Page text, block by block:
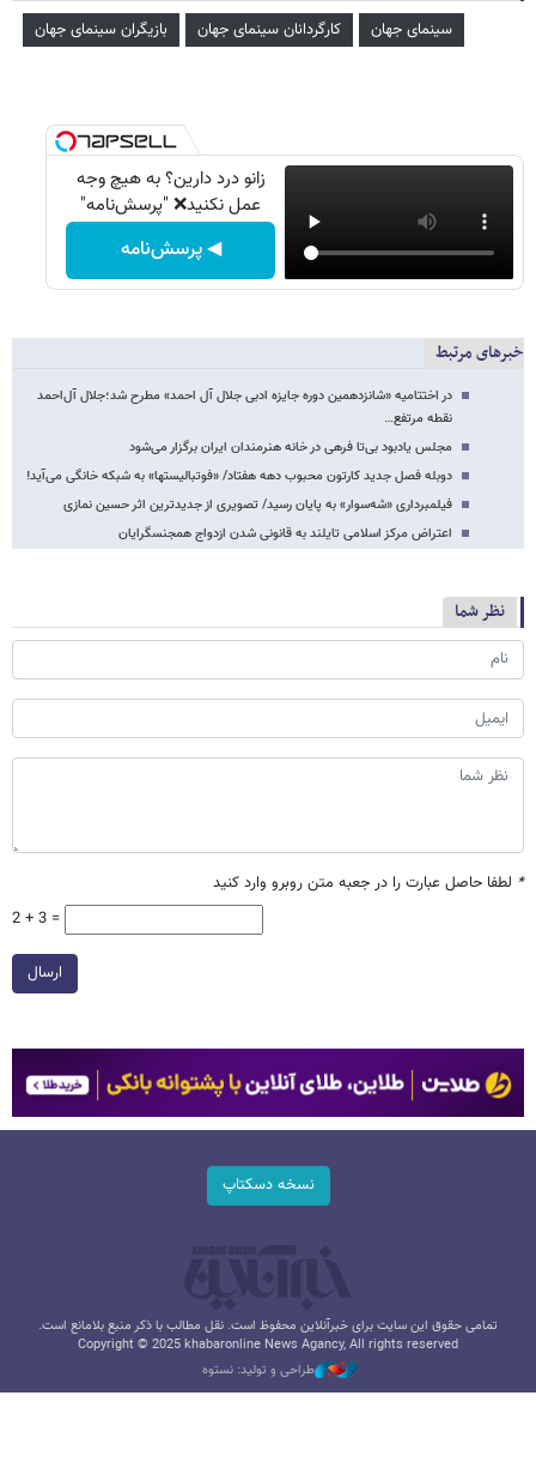
سینمای جهان کارگردانان سینمای جهان بازیگران سینمای جهان
زانو درد دارین؟ به هیچ وجه
عمل نکنید❌ "پرسش‌نامه"
◀ پرسش‌نامه
خبرهای مرتبط
در اختتامیه «شانزدهمین دوره جایزه ادبی جلال آل احمد» مطرح شد؛جلال آل‌احمد
نقطه مرتفع…
مجلس یادبود بی‌تا فرهی در خانه هنرمندان ایران برگزار می‌شود
دوبله فصل جدید کارتون محبوب دهه هفتاد/ «فوتبالیستها» به شبکه خانگی می‌آید!
فیلمبرداری «شه‌سوار» به پایان رسید/ تصویری از جدیدترین اثر حسین نمازی
اعتراض مرکز اسلامی تایلند به قانونی شدن ازدواج همجنسگرایان
نظر شما
* لطفا حاصل عبارت را در جعبه متن روبرو وارد کنید
2 + 3 =
ارسال
نسخه دسکتاپ
تمامی حقوق این سایت برای خبرآنلاین محفوظ است. نقل مطالب با ذکر منبع بلامانع است.
Copyright © 2025 khabaronline News Agancy, All rights reserved
طراحی و تولید: نستوه